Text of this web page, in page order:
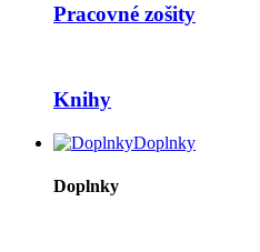
Pracovné zošity
Knihy
Doplnky
Doplnky